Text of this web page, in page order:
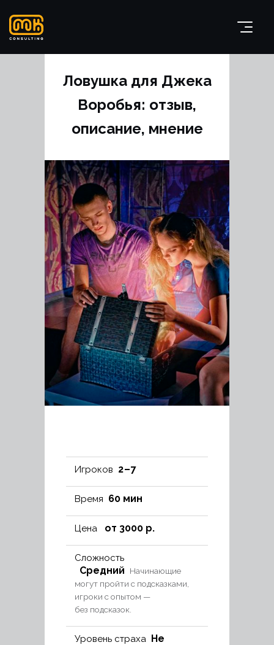
Ловушка для Джека
Воробья: отзыв,
описание, мнение
Игроков 2 – 7
Время 60 мин
Цена от 3000 р.
Сложность
Средний
Начинающие
могут пройти с подсказками,
игроки с опытом —
без подсказок.
Уровень страха Не